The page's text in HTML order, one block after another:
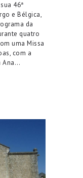
46ª
e Bélgica,
da
quatro
uma Missa
com a
Ana…